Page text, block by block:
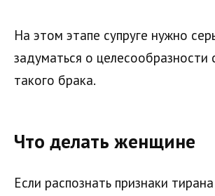
На этом этапе супруге нужно
задуматься о целесообразности
такого брака.
Что делать женщине
Если распознать признаки